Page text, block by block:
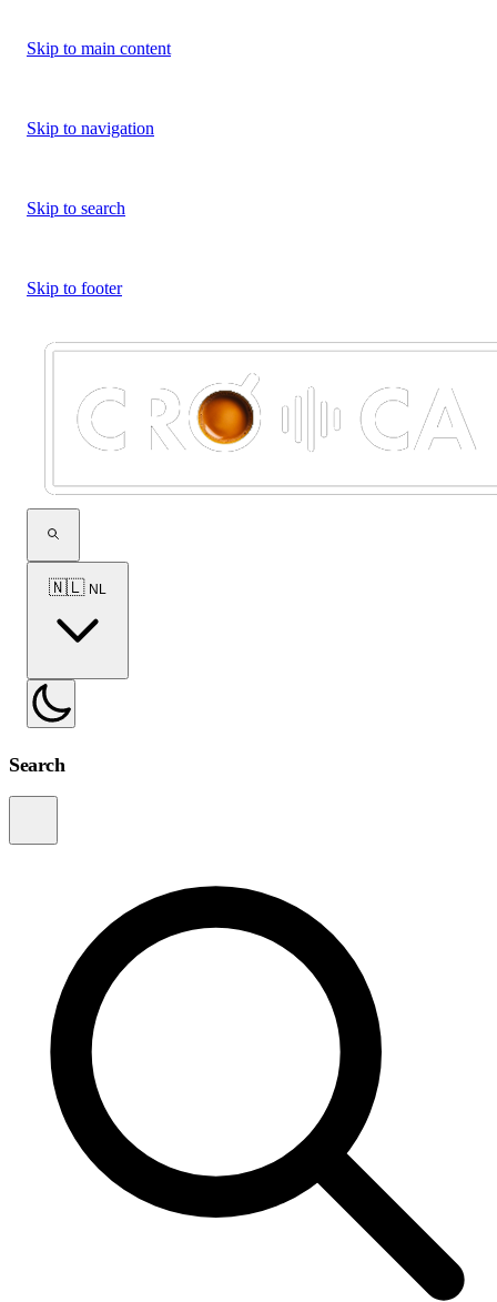
Skip to main content
Skip to navigation
Skip to search
Skip to footer
🇳🇱 NL
Search